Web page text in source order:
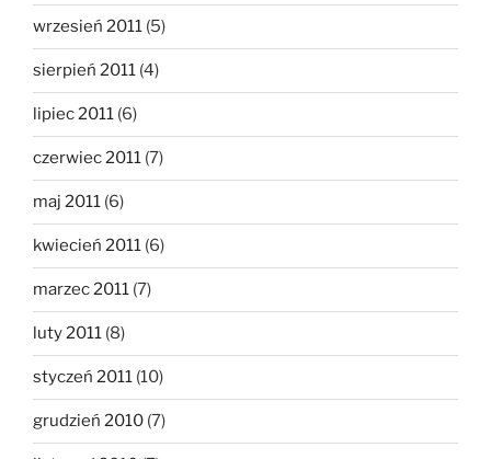
wrzesień 2011 (5)
sierpień 2011 (4)
lipiec 2011 (6)
czerwiec 2011 (7)
maj 2011 (6)
kwiecień 2011 (6)
marzec 2011 (7)
luty 2011 (8)
styczeń 2011 (10)
grudzień 2010 (7)